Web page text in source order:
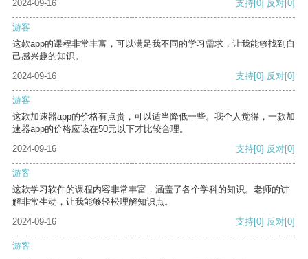
2024-09-16 支持[0] 反对[0]
游客
这款app的课程非常丰富，可以满足我不同的学习需求，让我能够找到自
己感兴趣的知识。
2024-09-16
支持[0] 反对[0]
游客
这款加速器app的价格有点贵，可以适当降低一些。我个人觉得，一款加
速器app的价格应该在50元以下才比较合理。
2024-09-16
支持[0] 反对[0]
游客
这款学习软件的课程内容非常丰富，涵盖了各个学科的知识。老师的讲
解非常生动，让我能够轻松理解知识点。
2024-09-16
支持[0] 反对[0]
游客